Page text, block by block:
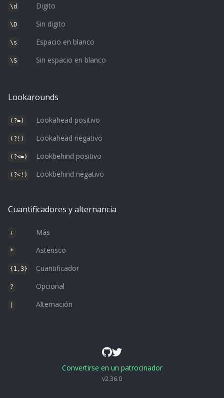
\d Digito
\D Sin digito
\s Espacio en blanco
\S Sin espacio en blanco
Lookarounds
(?=) Lookahead positivo
(?!) Lookahead negativo
(?<=) Lookbehind positivo
(?<!) Lookbehind negativo
Cuantificadores y alternancia
+ Más
* Asterisco
{1,3} Cuantificador
? Opcional
Alternación
Convertirse en un patrocinador
v2.36.0